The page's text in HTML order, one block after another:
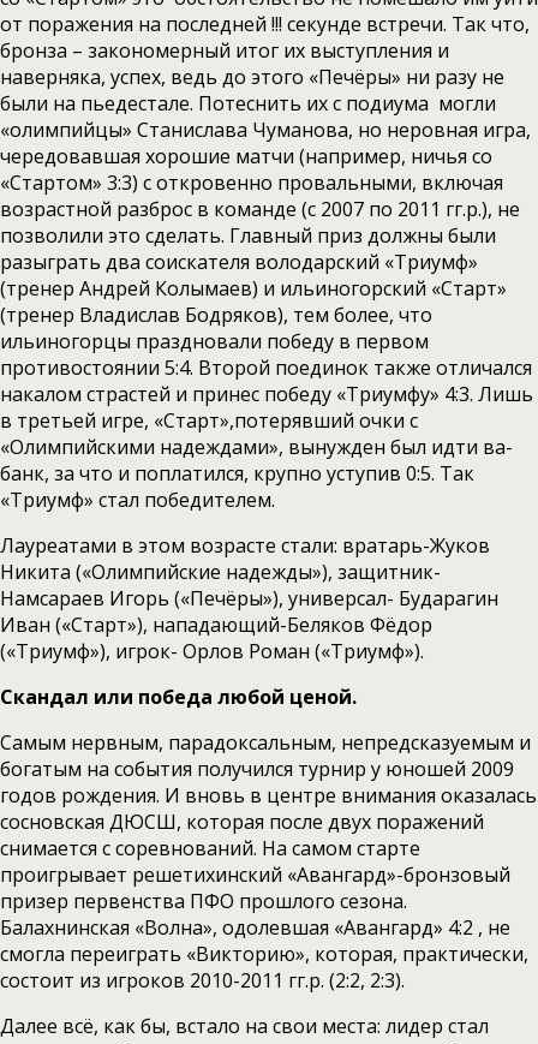
от поражения на последней !!! секунде встречи. Так что,
бронза – закономерный итог их выступления и
наверняка, успех, ведь до этого «Печёры» ни разу не
были на пьедестале. Потеснить их с подиума могли
«олимпийцы» Станислава Чуманова, но неровная игра,
чередовавшая хорошие матчи (например, ничья со
«Стартом» 3:3) с откровенно провальными, включая
возрастной разброс в команде (с 2007 по 2011 гг.р.), не
позволили это сделать. Главный приз должны были
разыграть два соискателя володарский «Триумф»
(тренер Андрей Колымаев) и ильиногорский «Старт»
(тренер Владислав Бодряков), тем более, что
ильиногорцы праздновали победу в первом
противостоянии 5:4. Второй поединок также отличался
накалом страстей и принес победу «Триумфу» 4:3. Лишь
в третьей игре, «Старт»,потерявший очки с
«Олимпийскими надеждами», вынужден был идти ва-
банк, за что и поплатился, крупно уступив 0:5. Так
«Триумф» стал победителем.
Лауреатами в этом возрасте стали: вратарь-Жуков
Никита («Олимпийские надежды»), защитник-
Намсараев Игорь («Печёры»), универсал- Бударагин
Иван («Старт»), нападающий-Беляков Фёдор
(«Триумф»), игрок- Орлов Роман («Триумф»).
Скандал или победа любой ценой.
Самым нервным, парадоксальным, непредсказуемым и
богатым на события получился турнир у юношей 2009
годов рождения. И вновь в центре внимания оказалась
сосновская ДЮСШ, которая после двух поражений
снимается с соревнований. На самом старте
проигрывает решетихинский «Авангард»-бронзовый
призер первенства ПФО прошлого сезона.
Балахнинская «Волна», одолевшая «Авангард» 4:2 , не
смогла переиграть «Викторию», которая, практически,
состоит из игроков 2010-2011 гг.р. (2:2, 2:3).
Далее всё, как бы, встало на свои места: лидер стал